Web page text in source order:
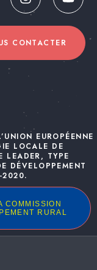
CONTACTER
EUROPÉENNE
LOCALE DE
LEADER, TYPE
DÉVELOPPEMENT
2020.
COMMISSION
RURAL